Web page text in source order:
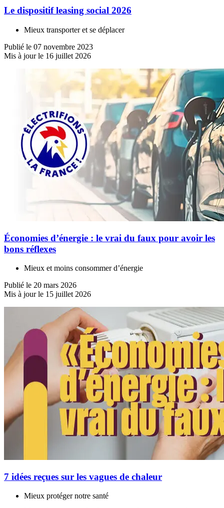
Le dispositif leasing social 2026
Mieux transporter et se déplacer
Publié le 07 novembre 2023
Mis à jour le 16 juillet 2026
Économies d’énergie : le vrai du faux pour avoir les
bons réflexes
Mieux et moins consommer d’énergie
Publié le 20 mars 2026
Mis à jour le 15 juillet 2026
7 idées reçues sur les vagues de chaleur
Mieux protéger notre santé